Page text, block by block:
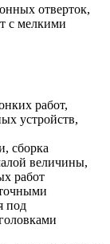
отверток,
с мелкими
работ,
устройств,
сборка
величины,
работ
под